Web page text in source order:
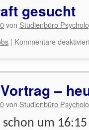
gesucht
von Studienbüro
| Kommentare
–
von Studienbüro
um